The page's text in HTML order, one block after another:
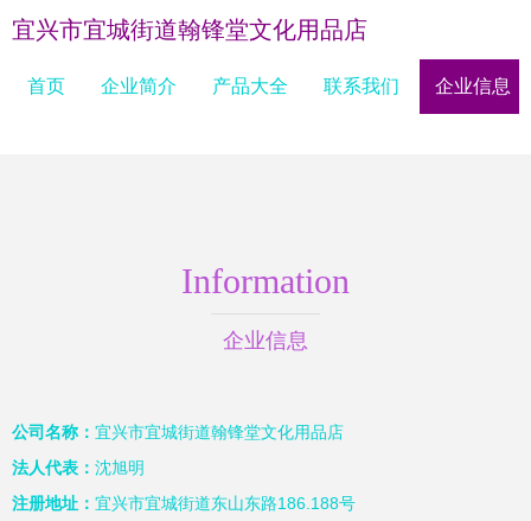
宜兴市宜城街道翰锋堂文化用品店
首页 企业简介 产品大全 联系我们 企业信息
Information
企业信息
公司名称： 宜兴市宜城街道翰锋堂文化用品店
法人代表： 沈旭明
注册地址： 宜兴市宜城街道东山东路186.188号